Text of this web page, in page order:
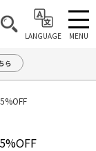
LANGUAGE MENU
ら